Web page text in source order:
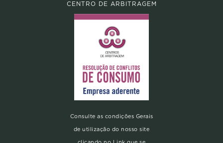
CENTRO DE ARBITRAGEM
Consulte as condições Gerais
de utilização do nosso site